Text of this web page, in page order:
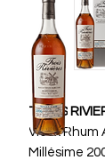
TROIS
Vieux Rhum
Millésime